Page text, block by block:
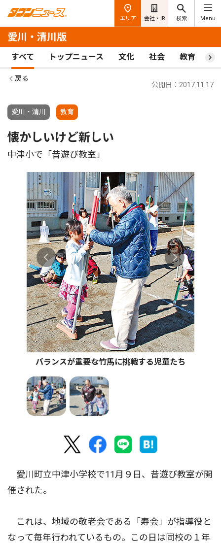
エリア 会社・IR 検索 Menu
愛川・清川版
すべて トップニュース 文化 社会 教育 ス
戻る
愛川・清川 教育
公開日：2017.11.17
懐かしいけど新しい
中津小で「昔遊び教室」
バランスが重要な竹馬に挑戦する児童たち
愛川町立中津小学校で11月９日、昔遊び教室が開
催された。
これは、地域の敬老会である「寿会」が指導役と
なって毎年行われているもの。この日は同校の１年